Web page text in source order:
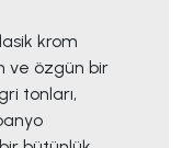
krom
ve özgün bir
tonları,